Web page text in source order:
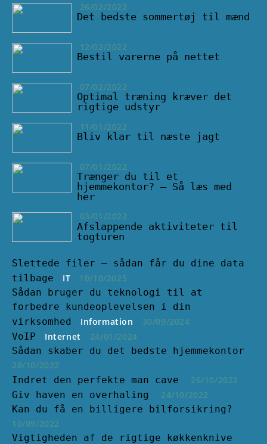
26/02/2022
Det bedste sommertøj til mænd
12/02/2022
Bestil varerne på nettet
07/02/2022
Optimal træning kræver det
rigtige udstyr
11/01/2022
Bliv klar til næste jagt
07/01/2022
Trænger du til et
hjemmekontor? – Så læs med
her
03/01/2022
Afslappende aktiviteter til
togturen
Slettede filer – sådan får du dine data
tilbage
IT
10/10/2025
Sådan bruger du teknologi til at
forbedre kundeoplevelsen i din
virksomhed
Information
30/09/2024
VoIP
Internet
24/01/2024
Sådan skaber du det bedste hjemmekontor
28/10/2022
Indret den perfekte man cave
26/10/2022
Giv haven en overhaling
24/10/2022
Kan du få en billigere bilforsikring?
10/09/2022
Vigtigheden af de rigtige køkkenknive